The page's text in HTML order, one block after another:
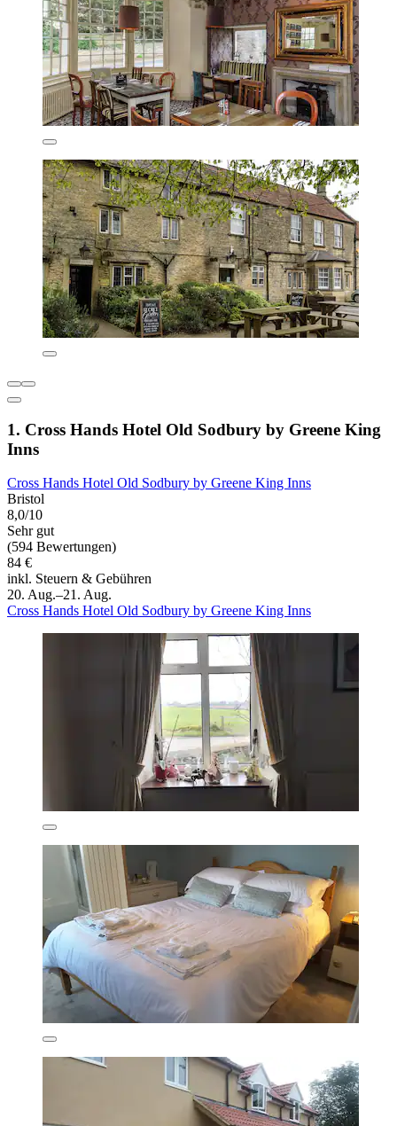
1. Cross Hands Hotel Old Sodbury by Greene King
Inns
Cross Hands Hotel Old Sodbury by Greene King Inns
Bristol
8,0/10
Sehr gut
(594 Bewertungen)
84 €
inkl. Steuern & Gebühren
20. Aug.–21. Aug.
Cross Hands Hotel Old Sodbury by Greene King Inns